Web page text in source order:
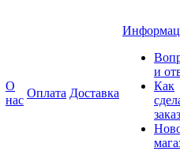
О
нас
Оплата Доставка
и
Как
заказ